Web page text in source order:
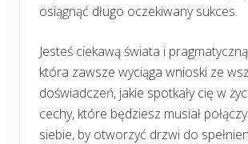
osiągnąć długo oczekiwany sukces.
Jesteś ciekawą świata i
która zawsze wyciąga wnioski ze
doświadczeń, jakie spotkały cię w
cechy, które będziesz musiał
siebie, by otworzyć drzwi do